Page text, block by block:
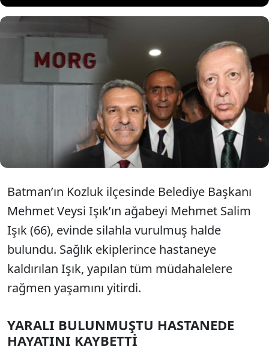
Batman’ın Kozluk ilçesinde, Belediye Başkanı
Mehmet Veysi Işık’ın ağabeyi Mehmet Salim
Işık (66) evinde silahla vurulmuş halde
bulundu. Hastaneye kaldırılan Işık, tüm
müdahalelere rağmen hayatını kaybetti.
Batman’ın Kozluk ilçesinde Belediye Başkanı
Mehmet Veysi Işık’ın ağabeyi Mehmet Salim
Işık (66), evinde silahla vurulmuş halde
bulundu. Sağlık ekiplerince hastaneye
kaldırılan Işık, yapılan tüm müdahalelere
rağmen yaşamını yitirdi.
YARALI BULUNMUŞTU HASTANEDE
HAYATINI KAYBETTİ